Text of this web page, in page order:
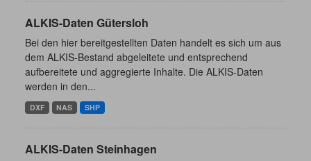
ALKIS-Daten Gütersloh
Bei den hier bereitgestellten Daten handelt es sich um aus
dem ALKIS-Bestand abgeleitete und entsprechend
aufbereitete und aggregierte Inhalte. Die ALKIS-Daten
werden in den...
DXF NAS SHP
ALKIS-Daten Steinhagen